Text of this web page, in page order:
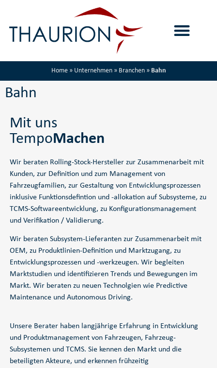
Home» Unternehmen» Branchen» Bahn
Bahn
Mit uns
TempoMachen
Wir beraten Rolling-Stock-Hersteller zur Zusammenarbeit mit
Kunden, zur Definition und zum Management von
Fahrzeugfamilien, zur Gestaltung von Entwicklungsprozessen
inklusive Funktionsdefintion und -allokation auf Subsysteme, zu
TCMS-Softwareentwicklung, zu Konfigurationsmanagement
und Verifikation / Validierung.
Wir beraten Subsystem-Lieferanten zur Zusammenarbeit mit
OEM, zu Produktlinien-Definition und Marktzugang, zu
Entwicklungsprozessen und -werkzeugen. Wir begleiten
Marktstudien und identifizieren Trends und Bewegungen im
Markt. Wir beraten zu neuen Technolgien wie Predictive
Maintenance und Autonomous Driving.
Unsere Berater haben langjährige Erfahrung in Entwicklung
und Produktmanagement von Fahrzeugen, Fahrzeug-
Subsystemen und TCMS. Sie kennen den Markt und die
beteiligten Akteure, und erkennen frühzeitig